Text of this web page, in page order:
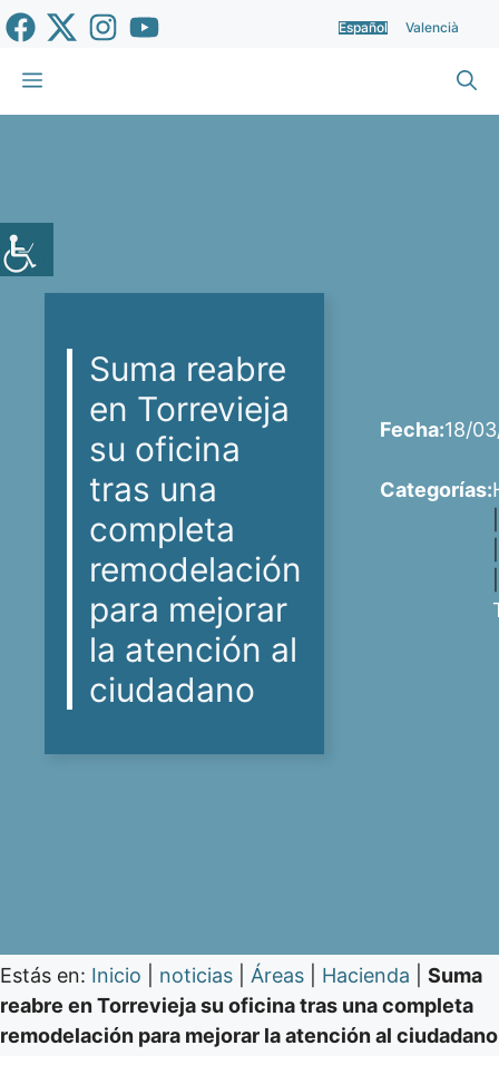
Saltar
al
contenido
Español Valencià
Menú
Suma reabre
en Torrevieja
su oficina
tras una
completa
remodelación
para mejorar
la atención al
ciudadano
Fecha:18/
Categorías:
Estás en: Inicio noticias Áreas Hacienda
Suma
reabre en Torrevieja su oficina tras una completa
remodelación para mejorar la atención al ciudadano